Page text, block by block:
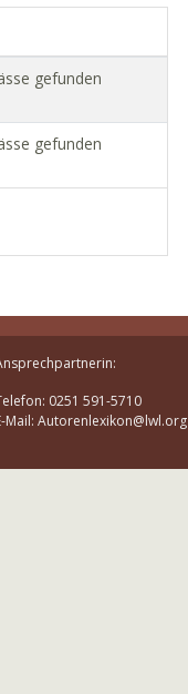
gefunden
gefunden
0251 591-5710
Mail: Autorenlexikon@lwl.org